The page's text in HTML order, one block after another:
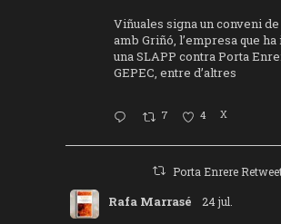
Viñuales signa un conveni
amb Griñó, l’empresa que
una SLAPP contra Porta
GEPEC, entre d’altres
7 4 X
Porta Enrere
Rafa Marrasé 24 jul.